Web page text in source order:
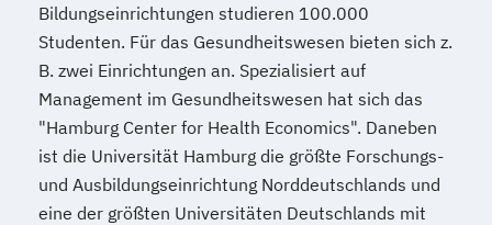
Bildungseinrichtungen studieren 100.000
Studenten. Für das Gesundheitswesen bieten sich z.
B. zwei Einrichtungen an. Spezialisiert auf
Management im Gesundheitswesen hat sich das
"Hamburg Center for Health Economics". Daneben
ist die Universität Hamburg die größte Forschungs-
und Ausbildungseinrichtung Norddeutschlands und
eine der größten Universitäten Deutschlands mit